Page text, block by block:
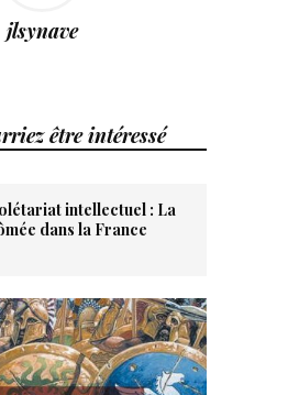
jlsynave
être intéressé
intellectuel : La
dans la France